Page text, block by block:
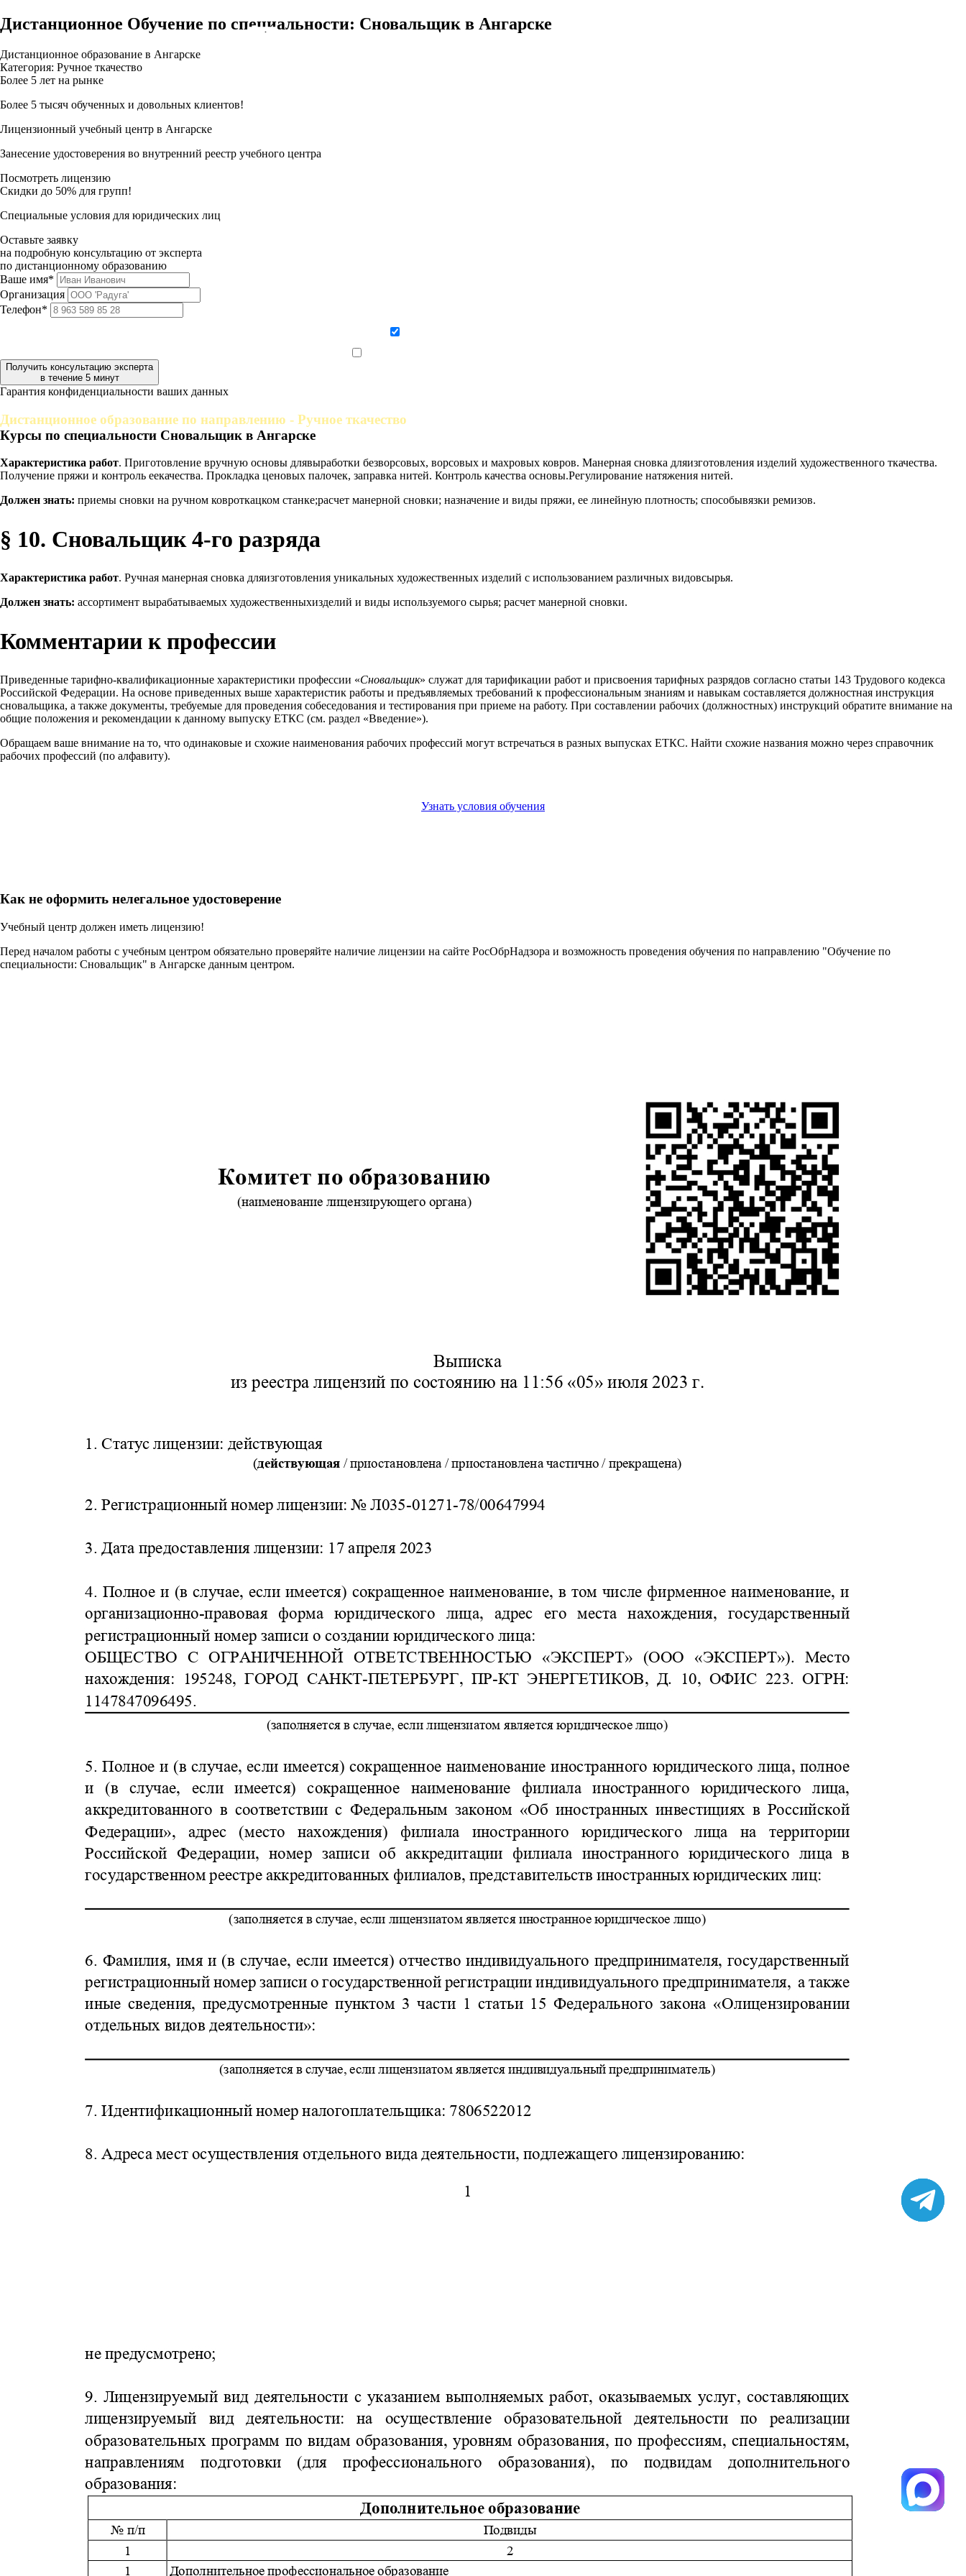
Дистанционное Обучение по специальности: Сновальщик в Ангарске
Дистанционное образование в Ангарске
Категория: Ручное ткачество
Более 5 лет на рынке
Более 5 тысяч обученных и довольных клиентов!
Лицензионный учебный центр в Ангарске
Занесение удостоверения во внутренний реестр учебного центра
Посмотреть лицензию
Скидки до 50% для групп!
Специальные условия для юридических лиц
Оставьте заявку
на подробную консультацию от эксперта
по дистанционному образованию
Ваше имя*
Организация
Телефон*
Получить консультацию эксперта
в течение 5 минут
Гарантия конфиденциальности ваших данных
Дистанционное образование по направлению - Ручное ткачество
Курсы по специальности Сновальщик в Ангарске
Характеристика работ. Приготовление вручную основы длявыработки безворсовых, ворсовых и махровых ковров. Манерная сновка дляизготовления изделий художественного ткачества.
Получение пряжи и контроль еекачества. Прокладка ценовых палочек, заправка нитей. Контроль качества основы.Регулирование натяжения нитей.
Должен знать: приемы сновки на ручном ковроткацком станке;расчет манерной сновки; назначение и виды пряжи, ее линейную плотность; способывязки ремизов.
§ 10. Сновальщик 4-го разряда
Характеристика работ. Ручная манерная сновка дляизготовления уникальных художественных изделий с использованием различных видовсырья.
Должен знать: ассортимент вырабатываемых художественныхизделий и виды используемого сырья; расчет манерной сновки.
Комментарии к профессии
Приведенные тарифно-квалификационные характеристики профессии «Сновальщик» служат для тарификации работ и присвоения тарифных разрядов согласно статьи 143 Трудового кодекса
Российской Федерации. На основе приведенных выше характеристик работы и предъявляемых требований к профессиональным знаниям и навыкам составляется должностная инструкция
сновальщика, а также документы, требуемые для проведения собеседования и тестирования при приеме на работу. При составлении рабочих (должностных) инструкций обратите внимание на
общие положения и рекомендации к данному выпуску ЕТКС (см. раздел «Введение»).
Обращаем ваше внимание на то, что одинаковые и схожие наименования рабочих профессий могут встречаться в разных выпусках ЕТКС. Найти схожие названия можно через справочник
рабочих профессий (по алфавиту).
Узнать условия обучения
Как не оформить нелегальное удостоверение
Учебный центр должен иметь лицензию!
Перед началом работы с учебным центром обязательно проверяйте наличие лицензии на сайте РосОбрНадзора и возможность проведения обучения по направлению "Обучение по
специальности: Сновальщик" в Ангарске данным центром.